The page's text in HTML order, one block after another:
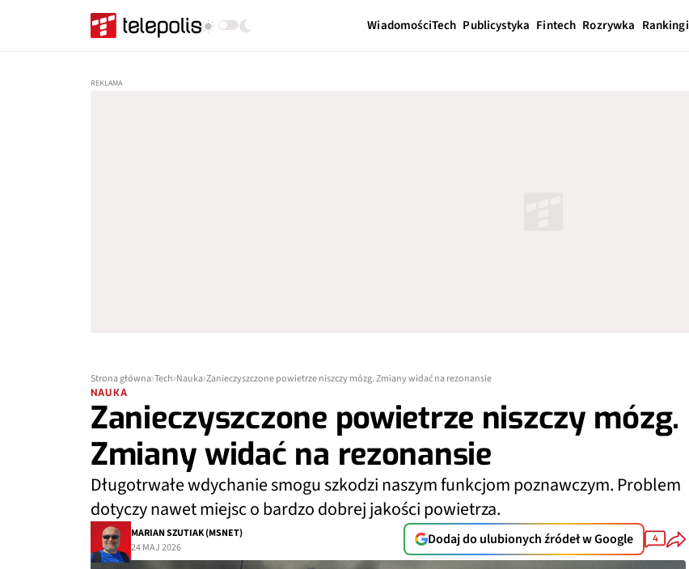
WiadomościTech Publicystyka Fintech Rozrywka Rankingi
Strona główna Tech Nauka Zanieczyszczone powietrze niszczy mózg. Zmiany widać na rezonansie
NAUKA
Zanieczyszczone powietrze niszczy mózg.
Zmiany widać na rezonansie
Długotrwałe wdychanie smogu szkodzi naszym funkcjom poznawczym. Problem
dotyczy nawet miejsc o bardzo dobrej jakości powietrza.
MARIAN SZUTIAK (MSNET)
24 MAJ 2026
Dodaj do ulubionych źródeł w Google 4